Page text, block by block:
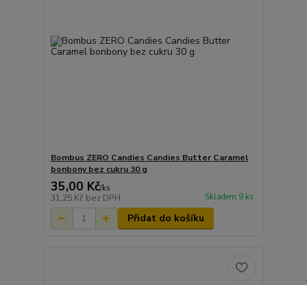
Bombus ZERO Candies Candies Butter Caramel
bonbony bez cukru 30 g
35,00 Kč/ks
31,25 Kč bez DPH Skladem 9 ks
Přidat do košíku